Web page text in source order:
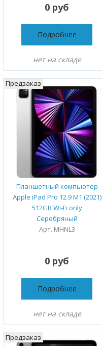
0 руб
Подробнее
нет на складе
Планшетный компьютер
Apple iPad Pro 12.9 M1 (2021)
512GB Wi-Fi only
Серебряный
Арт. MHNL3
Предзаказ
0 руб
Подробнее
нет на складе
Предзаказ